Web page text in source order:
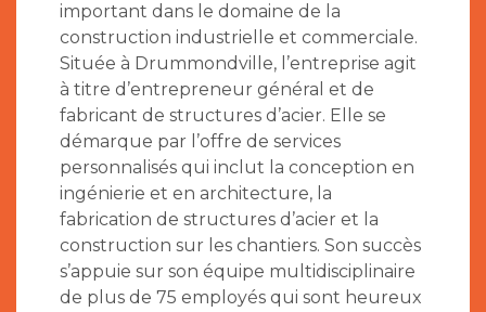
important dans le domaine de la
construction industrielle et commerciale.
Située à Drummondville, l’entreprise agit
à titre d’entrepreneur général et de
fabricant de structures d’acier. Elle se
démarque par l’offre de services
personnalisés qui inclut la conception en
ingénierie et en architecture, la
fabrication de structures d’acier et la
construction sur les chantiers. Son succès
s’appuie sur son équipe multidisciplinaire
de plus de 75 employés qui sont heureux